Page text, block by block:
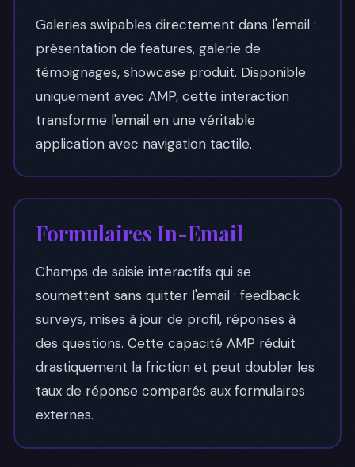
Galeries swipables directement dans l'email :
présentation de features, galerie de
témoignages, showcase produit. Disponible
uniquement avec AMP, cette interaction
transforme l'email en une véritable
application avec navigation tactile.
Formulaires In-Email
Champs de saisie interactifs qui se
soumettent sans quitter l'email : feedback
surveys, mises à jour de profil, réponses à
des questions. Cette capacité AMP réduit
drastiquement la friction et peut doubler les
taux de réponse comparés aux formulaires
externes.